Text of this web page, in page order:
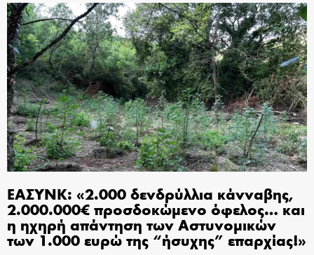
ΕΑΣΥΝΚ: «2.000 δενδρύλλια κάνναβης,
2.000.000€ προσδοκώμενο όφελος… και
η ηχηρή απάντηση των Αστυνομικών
των 1.000 ευρώ της “ήσυχης” επαρχίας!»